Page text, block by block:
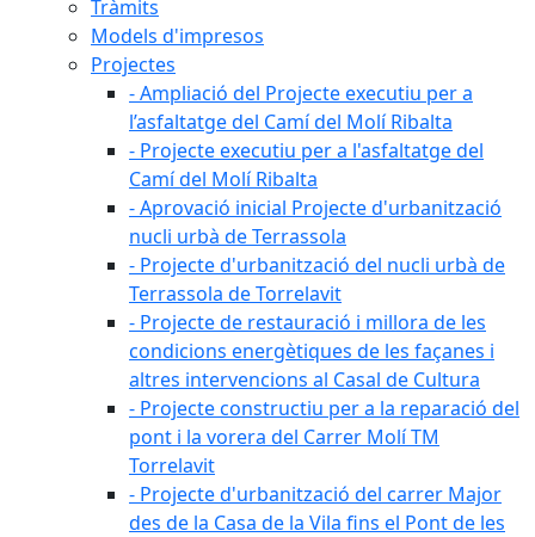
Tràmits
Models d'impresos
Projectes
- Ampliació del Projecte executiu per a
l’asfaltatge del Camí del Molí Ribalta
- Projecte executiu per a l'asfaltatge del
Camí del Molí Ribalta
- Aprovació inicial Projecte d'urbanització
nucli urbà de Terrassola
- Projecte d'urbanització del nucli urbà de
Terrassola de Torrelavit
- Projecte de restauració i millora de les
condicions energètiques de les façanes i
altres intervencions al Casal de Cultura
- Projecte constructiu per a la reparació del
pont i la vorera del Carrer Molí TM
Torrelavit
- Projecte d'urbanització del carrer Major
des de la Casa de la Vila fins el Pont de les